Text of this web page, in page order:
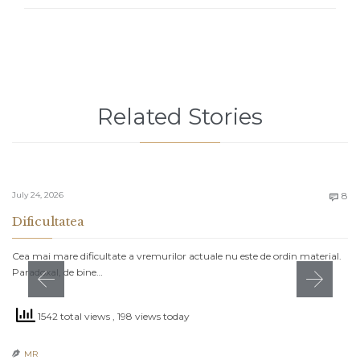
Related Stories
July 24, 2026  8
Dificultatea
Cea mai mare dificultate a vremurilor actuale nu este de ordin material.
Paradoxal, de bine…
1542 total views , 198 views today
 MR